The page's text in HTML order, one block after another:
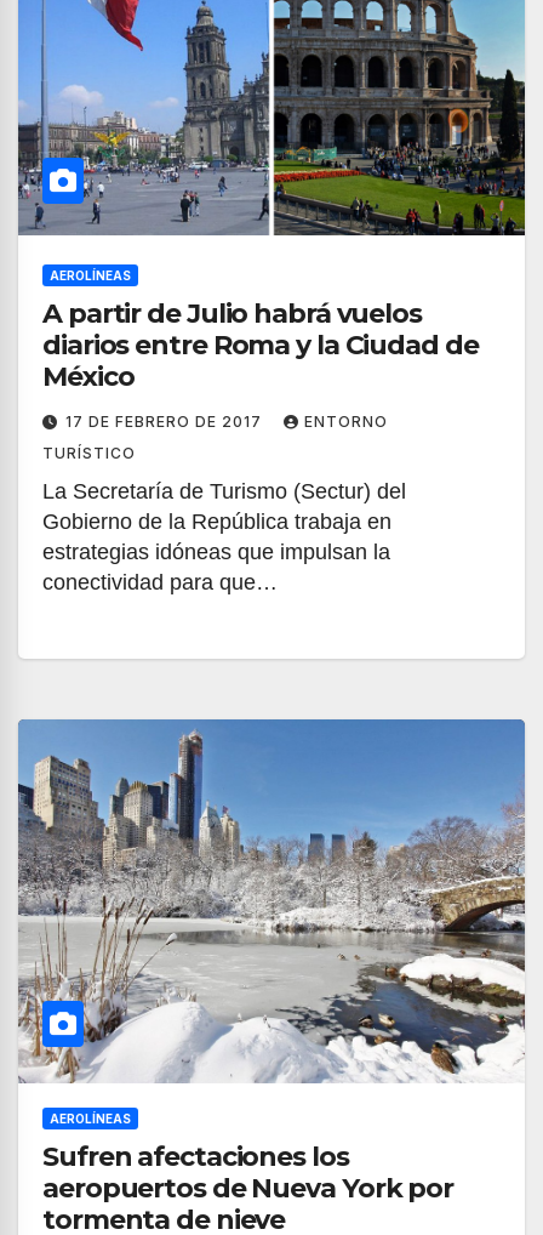
AEROLÍNEAS
A partir de Julio habrá vuelos
diarios entre Roma y la Ciudad de
México
17 DE FEBRERO DE 2017
ENTORNO
TURÍSTICO
La Secretaría de Turismo (Sectur) del
Gobierno de la República trabaja en
estrategias idóneas que impulsan la
conectividad para que…
AEROLÍNEAS
Sufren afectaciones los
aeropuertos de Nueva York por
tormenta de nieve